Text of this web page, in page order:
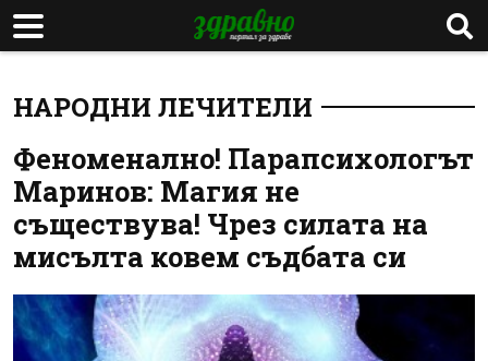
НАРОДНИ ЛЕЧИТЕЛИ
Феноменално! Парапсихологът
Маринов: Магия не
съществува! Чрез силата на
мисълта ковем съдбата си